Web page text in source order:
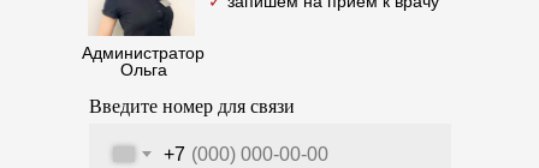
Введите номер для связи
+7
Администратор
Ольга